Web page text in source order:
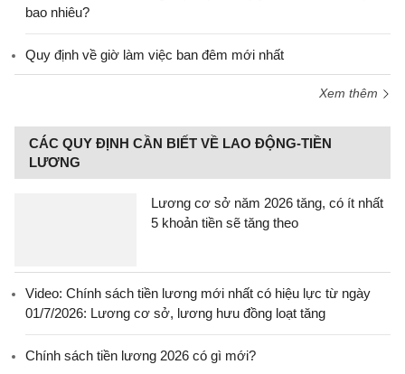
bao nhiêu?
Quy định về giờ làm việc ban đêm mới nhất
Xem thêm
CÁC QUY ĐỊNH CẦN BIẾT VỀ LAO ĐỘNG-TIỀN
LƯƠNG
Lương cơ sở năm 2026 tăng, có ít nhất
5 khoản tiền sẽ tăng theo
Video: Chính sách tiền lương mới nhất có hiệu lực từ ngày
01/7/2026: Lương cơ sở, lương hưu đồng loạt tăng
Chính sách tiền lương 2026 có gì mới?